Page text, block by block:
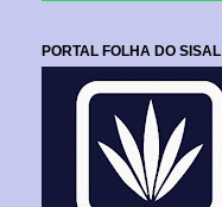
PORTAL FOLHA DO SISAL